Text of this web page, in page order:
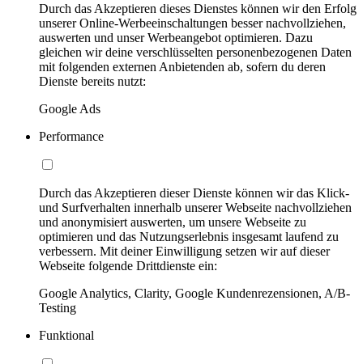
Durch das Akzeptieren dieses Dienstes können wir den Erfolg
unserer Online-Werbeeinschaltungen besser nachvollziehen,
auswerten und unser Werbeangebot optimieren. Dazu
gleichen wir deine verschlüsselten personenbezogenen Daten
mit folgenden externen Anbietenden ab, sofern du deren
Dienste bereits nutzt:
Google Ads
Performance
Durch das Akzeptieren dieser Dienste können wir das Klick-
und Surfverhalten innerhalb unserer Webseite nachvollziehen
und anonymisiert auswerten, um unsere Webseite zu
optimieren und das Nutzungserlebnis insgesamt laufend zu
verbessern. Mit deiner Einwilligung setzen wir auf dieser
Webseite folgende Drittdienste ein:
Google Analytics, Clarity, Google Kundenrezensionen, A/B-
Testing
Funktional